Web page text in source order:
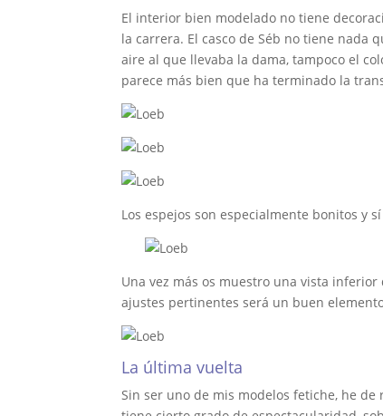
El interior bien modelado no tiene
la carrera. El casco de Séb no tiene nada
aire al que llevaba la dama, tampoco el
parece más bien que ha terminado la
Los espejos son especialmente bonitos y
Una vez más os muestro una vista
ajustes pertinentes será un buen
La última vuelta
Sin ser uno de mis modelos fetiche, he de